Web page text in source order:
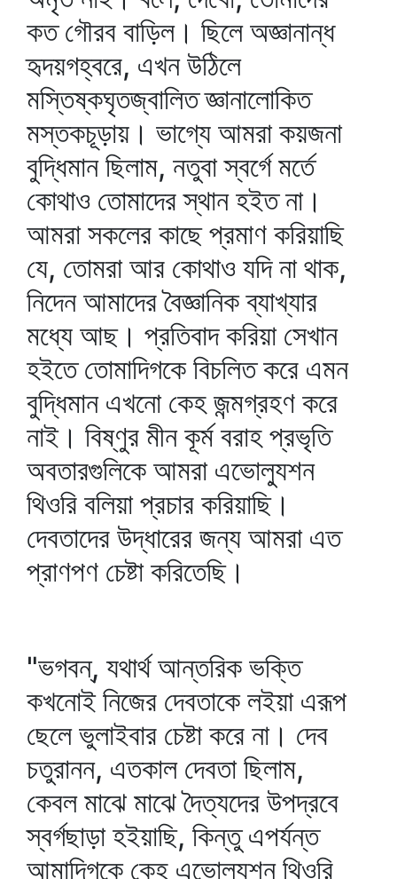
কত গৌরব বাড়িল। ছিলে অজ্ঞানান্ধ
হৃদয়গহ্বরে, এখন উঠিলে
মস্তিষ্কঘৃতজ্বালিত জ্ঞানালোকিত
মস্তকচূড়ায়। ভাগ্যে আমরা কয়জনা
বুদ্ধিমান ছিলাম, নতুবা স্বর্গে মর্তে
কোথাও তোমাদের স্থান হইত না।
আমরা সকলের কাছে প্রমাণ করিয়াছি
যে, তোমরা আর কোথাও যদি না থাক,
নিদেন আমাদের বৈজ্ঞানিক ব্যাখ্যার
মধ্যে আছ। প্রতিবাদ করিয়া সেখান
হইতে তোমাদিগকে বিচলিত করে এমন
বুদ্ধিমান এখনো কেহ জন্মগ্রহণ করে
নাই। বিষ্ণুর মীন কূর্ম বরাহ প্রভৃতি
অবতারগুলিকে আমরা এভোল্যুশন
থিওরি বলিয়া প্রচার করিয়াছি।
দেবতাদের উদ্ধারের জন্য আমরা এত
প্রাণপণ চেষ্টা করিতেছি।
"ভগবন্‌, যথার্থ আন্তরিক ভক্তি
কখনোই নিজের দেবতাকে লইয়া এরূপ
ছেলে ভুলাইবার চেষ্টা করে না। দেব
চতুরানন, এতকাল দেবতা ছিলাম,
কেবল মাঝে মাঝে দৈত্যদের উপদ্রবে
স্বর্গছাড়া হইয়াছি, কিন্তু এপর্যন্ত
আমাদিগকে কেহ এভোল্যুশন থিওরি